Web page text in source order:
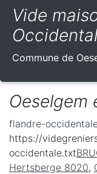
Vide
Commune de
Oeselgem
flandre-
https://
occidentale.txt
Hertsberge 8020,